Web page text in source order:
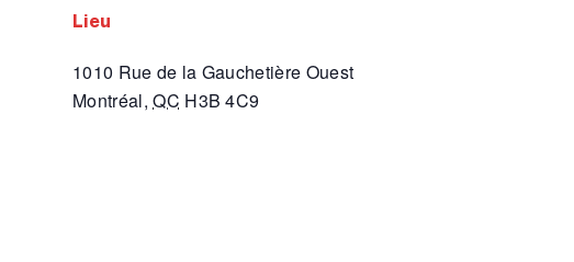
lieu
1010 Rue de la Gauchetière Ouest
Montréal, QC H3B 4C9